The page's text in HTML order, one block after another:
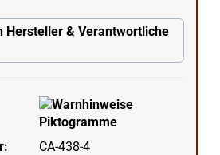
Hersteller & Verantwortliche
CA-438-4